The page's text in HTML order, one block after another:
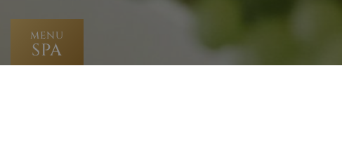
MENU
SPA